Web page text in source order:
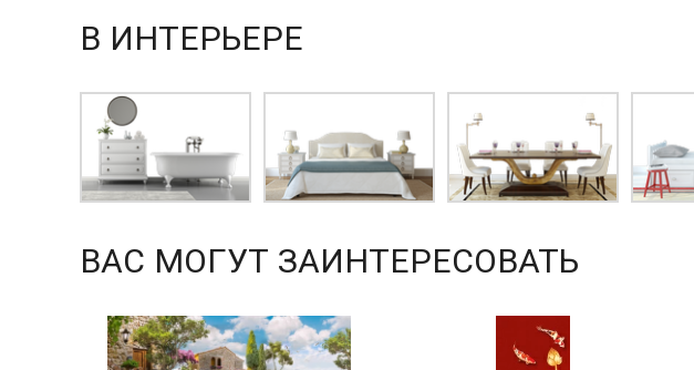
В ИНТЕРЬЕРЕ
ВАС МОГУТ ЗАИНТЕРЕСОВАТЬ